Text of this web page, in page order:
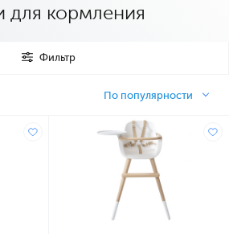
для кормления
Фильтр
По популярности